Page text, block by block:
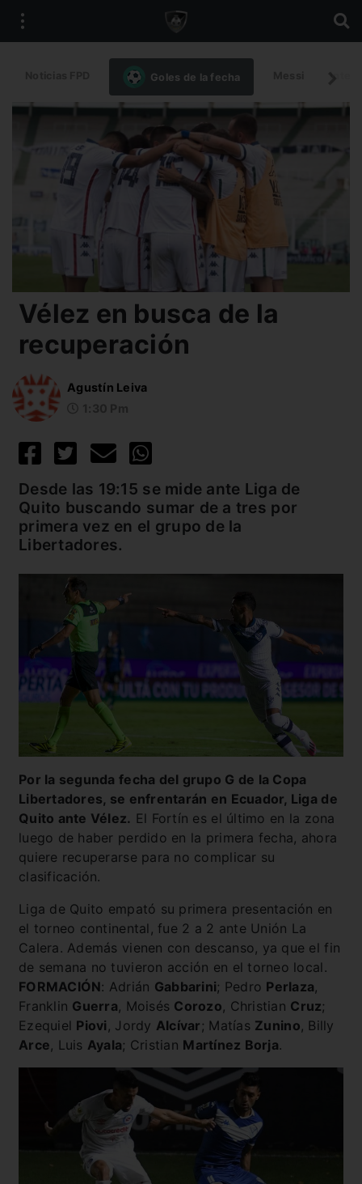
Goles de la fecha
Vélez en busca de la
recuperación
Agustín Leiva
Desde las 19:15 se mide ante Liga de
Quito buscando sumar de a tres por
primera vez en el grupo de la
Libertadores.
Por la segunda fecha del grupo G de la Copa
Libertadores, se enfrentarán en Ecuador, Liga de
Quito ante Vélez. El Fortín es el último en la zona
luego de haber perdido en la primera fecha, ahora
quiere recuperarse para no complicar su
clasificación.
Liga de Quito empató su primera presentación en
el torneo continental, fue 2 a 2 ante Unión La
Calera. Además vienen con descanso, ya que el fin
de semana no tuvieron acción en el torneo local.
FORMACIÓN: Adrián Gabbarini; Pedro Perlaza,
Franklin Guerra, Moisés Corozo, Christian Cruz;
Ezequiel Piovi , Jordy Alcívar ; Matías Zunino, Billy
Arce, Luis Ayala; Cristian Martínez Borja.